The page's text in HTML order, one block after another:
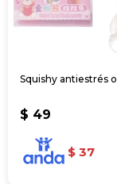
Squishy antiestrés
$ 49
$ 37